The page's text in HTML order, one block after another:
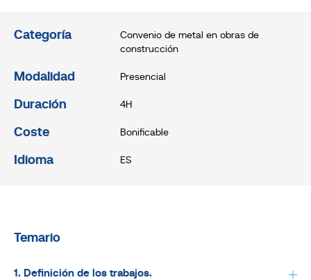
Categoría
Convenio de metal en obras de
construcción
Modalidad Presencial
Duración 4H
Coste Bonificable
Idioma ES
Temario
1. Definición de los trabajos.